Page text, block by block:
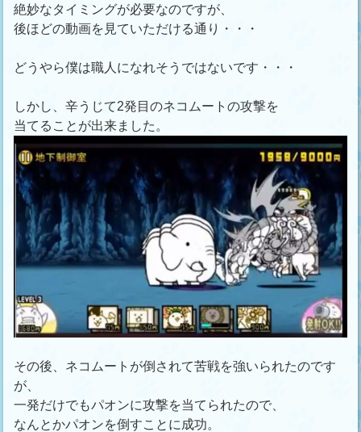
絶妙なタイミングが必要なのですが、
後ほどの動画を見ていただける通り・・・
どうやら僕は職人になれそうではないです・・・
しかし、辛うじて2発目のネコムートの攻撃を
当てることが出来ました。
その後、ネコムートが倒されて苦戦を強いられたのです
が、
一発だけでもパオンに攻撃を当てられたので、
なんとかパオンを倒すことに成功。